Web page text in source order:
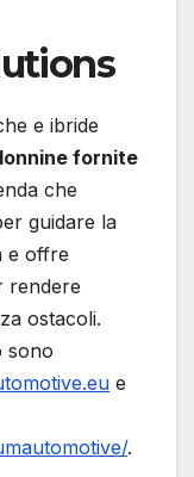
e ibride
fornite
che
guidare la
e offre
rendere
ostacoli.
sono
e
.